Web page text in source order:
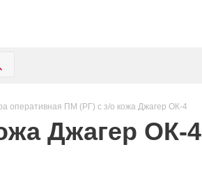
оперативная ПМ (РГ) с з/о кожа Джагер ОК-4
Джагер ОК-4